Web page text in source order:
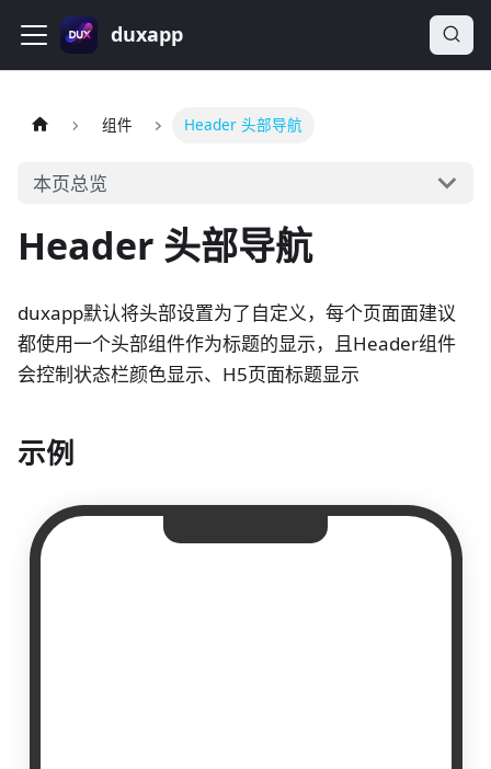
duxapp
组件 Header 头部导航
本页总览
Header 头部导航
duxapp默认将头部设置为了自定义，每个页面面建议
都使用一个头部组件作为标题的显示，且Header组件
会控制状态栏颜色显示、H5页面标题显示
示例